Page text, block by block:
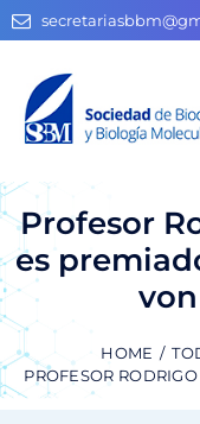
Profesor
es
HOME
PROFESOR